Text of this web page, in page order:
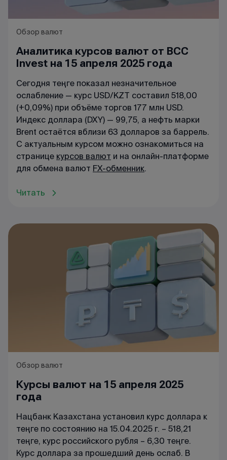
Обзор валют
Аналитика курсов валют от BCC
Invest на 15 апреля 2025 года
Сегодня теңге показал незначительное
ослабление — курс USD/KZT составил 518,00
(+0,09%) при объёме торгов 177 млн USD.
Индекс доллара (DXY) — 99,75, а нефть марки
Brent остаётся вблизи 63 долларов за баррель.
С актуальным курсом можно ознакомиться на
странице курсов валют и на онлайн-платформе
для обмена валют FX-обменник.
Читать
Обзор валют
Курсы валют на 15 апреля 2025
года
Нацбанк Казахстана установил курс доллара к
теңге по состоянию на 15.04.2025 г. – 518,21
теңге, курс российского рубля – 6,30 теңге.
Курс доллара за прошедший день ослаб. В